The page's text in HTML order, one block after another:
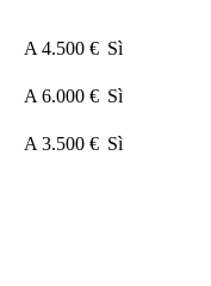
A 4.500 € Sì
A 6.000 € Sì
A 3.500 € Sì